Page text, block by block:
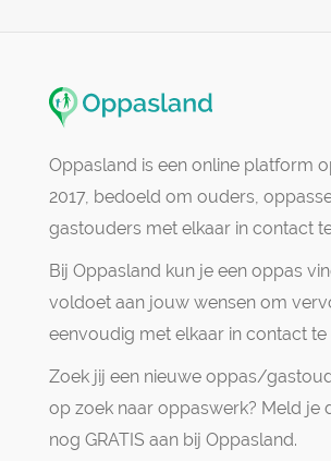
Oppasland is een online platform
2017, bedoeld om ouders,
gastouders met elkaar in contact
Bij Oppasland kun je een oppas
voldoet aan jouw wensen om
eenvoudig met elkaar in contact te
Zoek jij een nieuwe oppas/
op zoek naar oppaswerk? Meld je
nog GRATIS aan bij Oppasland.